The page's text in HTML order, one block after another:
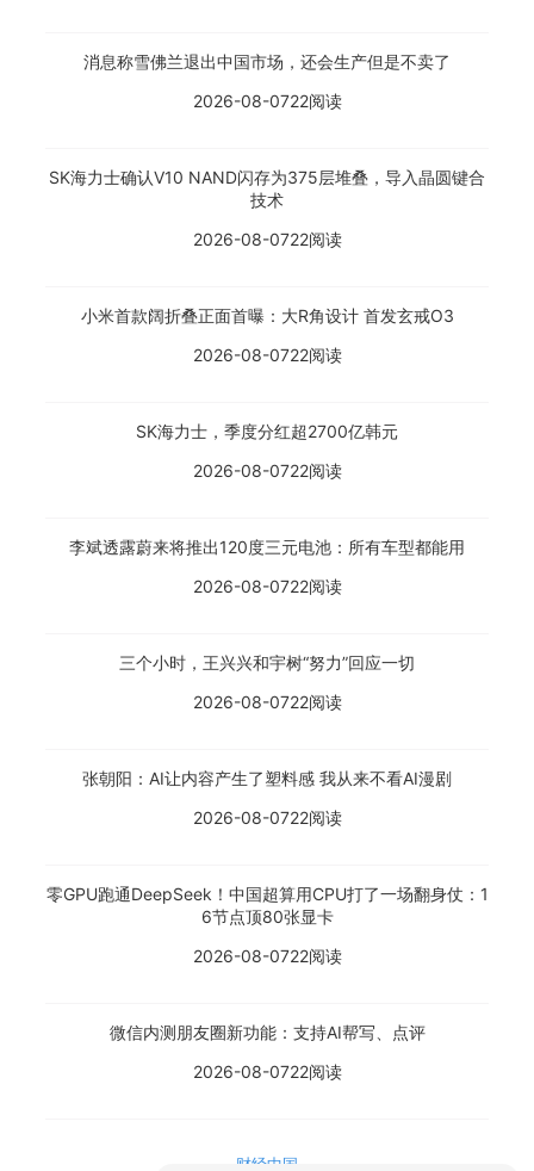
消息称雪佛兰退出中国市场，还会生产但是不卖了
2026-08-0722阅读
SK海力士确认V10 NAND闪存为375层堆叠，导入晶圆键合
技术
2026-08-0722阅读
小米首款阔折叠正面首曝：大R角设计 首发玄戒O3
2026-08-0722阅读
SK海力士，季度分红超2700亿韩元
2026-08-0722阅读
李斌透露蔚来将推出120度三元电池：所有车型都能用
2026-08-0722阅读
三个小时，王兴兴和宇树“努力”回应一切
2026-08-0722阅读
张朝阳：AI让内容产生了塑料感 我从来不看AI漫剧
2026-08-0722阅读
零GPU跑通DeepSeek！中国超算用CPU打了一场翻身仗：1
6节点顶80张显卡
2026-08-0722阅读
微信内测朋友圈新功能：支持AI帮写、点评
2026-08-0722阅读
财经中国